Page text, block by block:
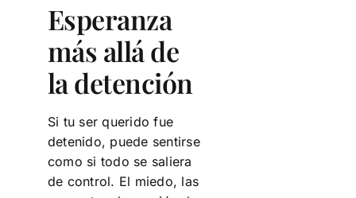
Esperanza
más allá de
la detención
Si tu ser querido fue
detenido, puede sentirse
como si todo se saliera
de control. El miedo, las